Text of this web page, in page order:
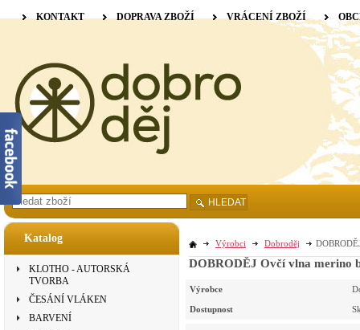
Katalog
KLOTHO - AUTORSKÁ
TVORBA
ČESÁNÍ VLÁKEN
BARVENÍ
Výrobci Dobroděj
DOBRODĚJ Ovčí vlna merino
Výrobce
Dostupnost
KONTAKT DOPRAVA ZBOŽÍ VRÁCENÍ ZBOŽÍ
HLEDAT